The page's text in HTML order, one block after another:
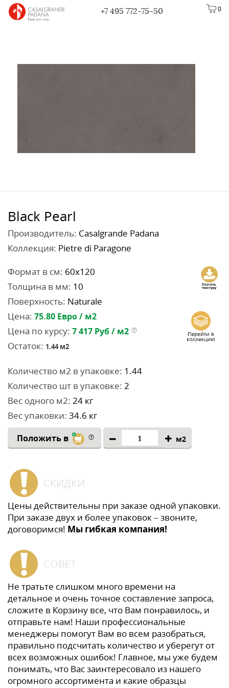
0
+7 495 772-75-50
Black Pearl
Производитель: Casalgrande Padana
Коллекция: Pietre di Paragone
Формат в см: 60x120
Толщина в мм: 10
Поверхность: Naturale
Цена: 75.80 Евро / м2
Цена по курсу: 7 417 Руб / м2
Остаток: 1.44м2
Количество м2 в упаковке: 1.44
Количество шт в упаковке: 2
Вес одного м2: 24 кг
Вес упаковки: 34.6 кг
Положить в м2
СКИДКИ
Цены действительны при заказе одной упаковки.
При заказе двух и более упаковок – звоните,
договоримся! Мы гибкая компания!
СОВЕТ
Не тратьте слишком много времени на
детальное и очень точное составление запроса,
сложите в Корзину все, что Вам понравилось, и
отправьте нам! Наши профессиональные
менеджеры помогут Вам во всем разобраться,
правильно подсчитать количество и уберегут от
всех возможных ошибок! Главное, мы уже будем
понимать, что Вас заинтересовало из нашего
огромного ассортимента и какие образцы